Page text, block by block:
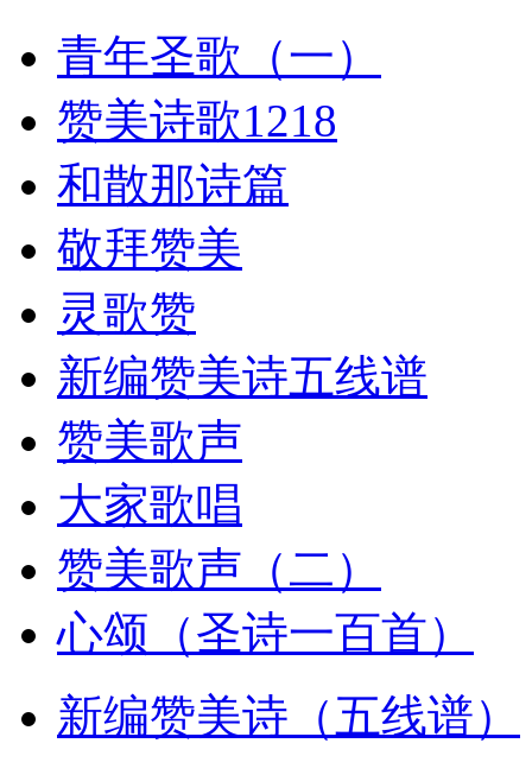
青年圣歌（一）
赞美诗歌1218
和散那诗篇
敬拜赞美
灵歌赞
新编赞美诗五线谱
赞美歌声
大家歌唱
赞美歌声（二）
心颂（圣诗一百首）
新编赞美诗（五线谱）